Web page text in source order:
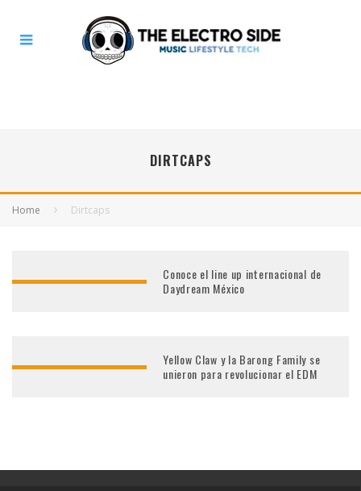
DIRTCAPS
Home Dirtcaps
Conoce el line up internacional de
Daydream México
Yellow Claw y la Barong Family se
unieron para revolucionar el EDM